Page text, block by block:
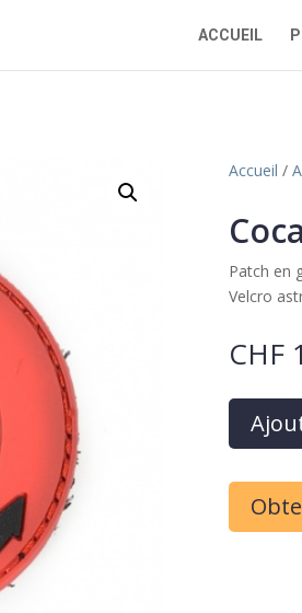
ACCUEIL
Accueil /
Patch en
Velcro
CHF